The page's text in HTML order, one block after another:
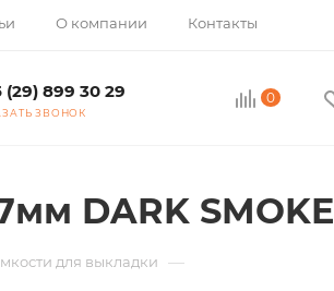
О компании Контакты
(29) 899 30 29
ЗВОНОК
0
DARK SMOKE
для выкладки —